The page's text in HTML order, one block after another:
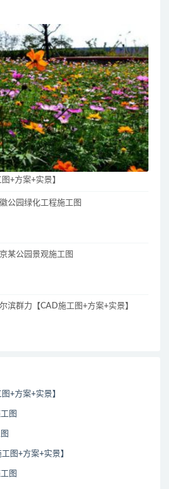
+方案+实景】
公园绿化工程施工图
某公园景观施工图
滨群力【CAD施工图+方案+实景】
+方案+实景】
图
图+方案+实景】
图